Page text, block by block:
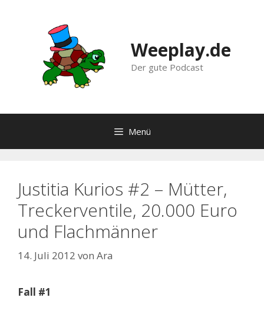
Weeplay.de
Der gute Podcast
Menü
Justitia Kurios #2 – Mütter,
Treckerventile, 20.000 Euro
und Flachmänner
14. Juli 2012 von Ara
Fall #1